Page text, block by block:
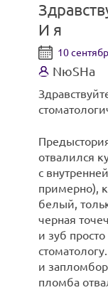
И я
10
NюSHa
отвалился
с
примерно),
белый,
черная
и зуб
и
пломба